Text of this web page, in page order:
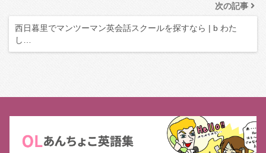
次の記事
西日暮里でマンツーマン英会話スクールを探すなら | b わた
し…